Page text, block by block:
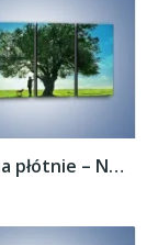
Obraz na płótnie – Na długi spacer z psem...